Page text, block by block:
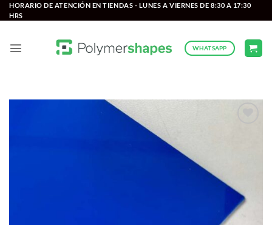
Saltar
al
HORARIO DE ATENCIÓN EN TIENDAS - LUNES A VIERNES DE 8:30 A 17:30
HRS
WHATSAPP